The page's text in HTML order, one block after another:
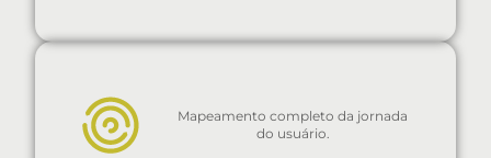
Mapeamento completo da jornada
do usuário.